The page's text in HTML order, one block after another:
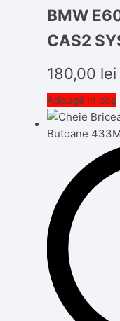
BMW
CAS2
180,00 lei
Adaugă în coș